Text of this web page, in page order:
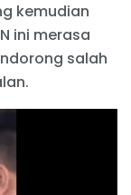
kemudian
ini merasa
salah